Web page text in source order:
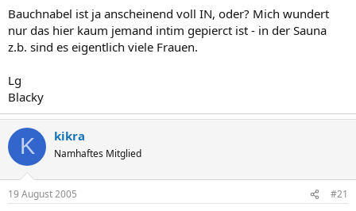
Bauchnabel ist ja anscheinend voll IN, oder? Mich wundert
nur das hier kaum jemand intim gepierct ist - in der Sauna
z.b. sind es eigentlich viele Frauen.
Lg
Blacky
K kikra
Namhaftes Mitglied
19 August 2005 #21